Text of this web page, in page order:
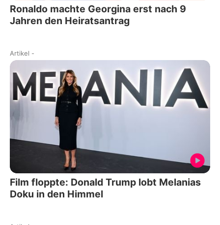
Ronaldo machte Georgina erst nach 9
Jahren den Heiratsantrag
Artikel -
Film floppte: Donald Trump lobt Melanias
Doku in den Himmel